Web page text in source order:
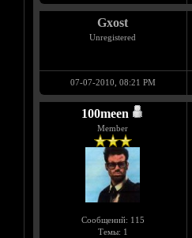
Gxost
Unregistered
07-07-2010, 08:21 PM
100meen
Member
Сообщений: 115
Темы: 1